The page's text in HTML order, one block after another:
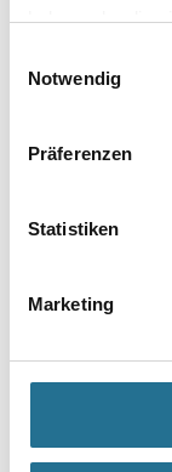
haben oder die
Notwendig
Präferenzen
Statistiken
Marketing
- Über 100 Motive